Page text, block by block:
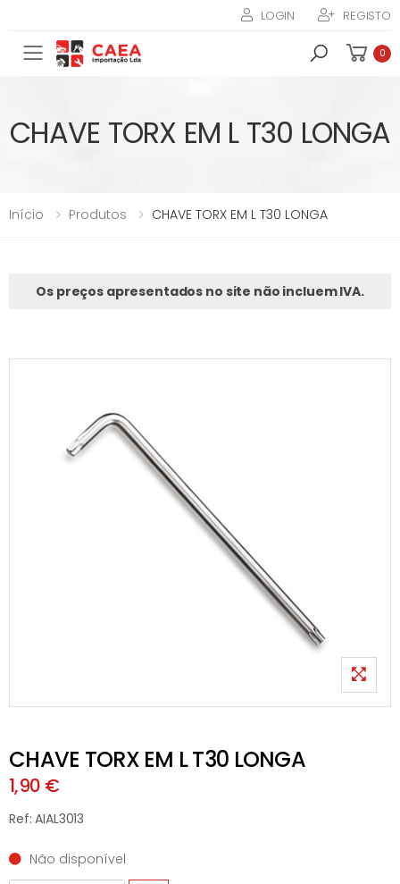
LOGIN REGISTO
Toggle mobile menu 0
CHAVE TORX EM L T30 LONGA
Início Produtos CHAVE TORX EM L T30 LONGA
Os preços apresentados no site não incluem IVA.
CHAVE TORX EM L T30 LONGA
1,90 €
Ref: AIAL3013
Não disponível